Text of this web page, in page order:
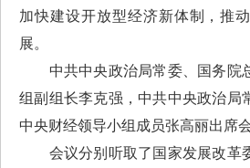
加快建设开放型经济新体制，推
展。
中共中央政治局常委、国务院
组副组长李克强，中共中央政治局
中央财经领导小组成员张高丽出席会
会议分别听取了国家发展改革